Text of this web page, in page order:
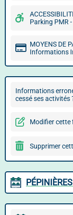
Parking PMR
MOYENS DE
Informations
Informations
cessé ses activités
Modifier cette
Supprimer